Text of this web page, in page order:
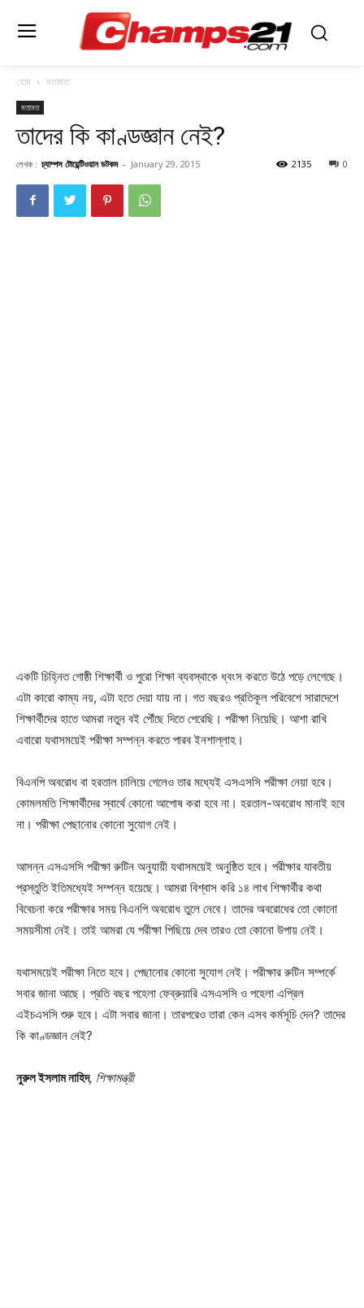
হোম মতামত
মতামত
তাদের কি কাণ্ডজ্ঞান নেই?
লেখক : চ্যাম্পস টোয়েন্টিওয়ান ডটকম - January 29, 2015 0
2135
একটি চিহ্নিত গোষ্ঠী শিক্ষার্থী ও পুরো শিক্ষা ব্যবস্থাকে ধ্বংস করতে উঠে পড়ে লেগেছে।
এটা কারো কাম্য নয়, এটা হতে দেয়া যায় না। গত বছরও প্রতিকূল পরিবেশে সারাদেশে
শিক্ষার্থীদের হাতে আমরা নতুন বই পৌঁছে দিতে পেরেছি। পরীক্ষা নিয়েছি। আশা রাখি
এবারো যথাসময়েই পরীক্ষা সম্পন্ন করতে পারব ইনশাল্লাহ।
বিএনপি অবরোধ বা হরতাল চালিয়ে গেলেও তার মধ্যেই এসএসসি পরীক্ষা নেয়া হবে।
কোমলমতি শিক্ষার্থীদের স্বার্থে কোনো আপোষ করা হবে না। হরতাল-অবরোধ মানাই হবে
না। পরীক্ষা পেছানোর কোনো সুযোগ নেই।
আসন্ন এসএসসি পরীক্ষা রুটিন অনুযায়ী যথাসময়েই অনুষ্ঠিত হবে। পরীক্ষার যাবতীয়
প্রস্তুতি ইতিমধ্যেই সম্পন্ন হয়েছে। আমরা বিশ্বাস করি ১৪ লাখ শিক্ষার্থীর কথা
বিবেচনা করে পরীক্ষার সময় বিএনপি অবরোধ তুলে নেবে। তাদের অবরোধের তো কোনো
সময়সীমা নেই। তাই আমরা যে পরীক্ষা পিছিয়ে দেব তারও তো কোনো উপায় নেই।
যথাসময়েই পরীক্ষা নিতে হবে। পেছানোর কোনো সুযোগ নেই। পরীক্ষার রুটিন সম্পর্কে
সবার জানা আছে। প্রতি বছর পহেলা ফেব্রুয়ারি এসএসসি ও পহেলা এপ্রিল
এইচএসসি শুরু হবে। এটা সবার জানা। তারপরেও তারা কেন এসব কর্মসূচি দেন? তাদের
কি কাণ্ডজ্ঞান নেই?
নুরুল ইসলাম নাহিদ, শিক্ষামন্ত্রী